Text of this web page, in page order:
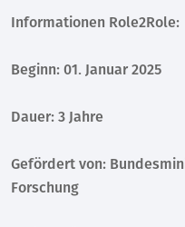
Informationen Role2Role:
Beginn: 01. Januar 2025
Dauer: 3 Jahre
Gefördert von:
Forschung